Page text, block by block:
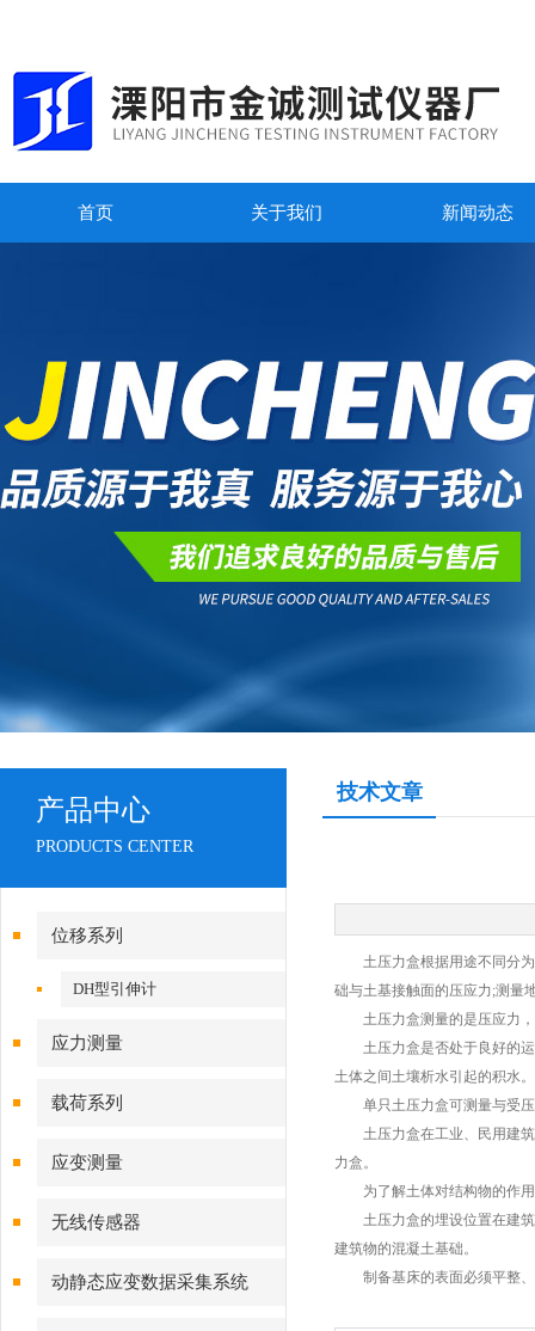
首页 关于我们 新闻动态
产品中心
PRODUCTS CENTER
位移系列
DH型引伸计
应力测量
载荷系列
应变测量
无线传感器
动静态应变数据采集系统
技术文章
土压力盒根据用途不同分为
础与土基接触面的压应力;测量
土压力盒测量的是压应力，
土压力盒是否处于良好的运
土体之间土壤析水引起的积水。
单只土压力盒可测量与受压
土压力盒在工业、民用建筑
力盒。
为了解土体对结构物的作用
土压力盒的埋设位置在建筑
建筑物的混凝土基础。
制备基床的表面必须平整、